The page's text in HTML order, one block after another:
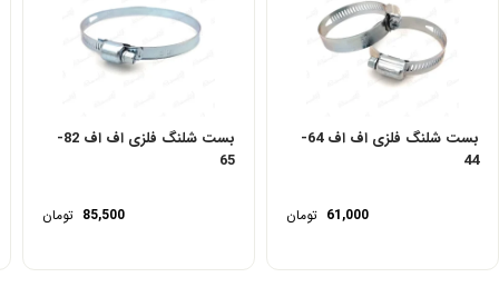
بست شلنگ فلزی اف اف 64-
44
61,000 تومان
بست شلنگ فلزی اف اف 82-
65
85,500 تومان